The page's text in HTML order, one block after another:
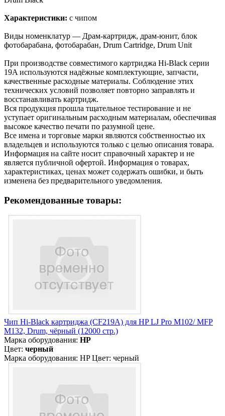
Характеристики: с чипом
Виды номенклатур — Драм-картридж, драм-юнит, блок
фотобарабана, фотобарабан, Drum Cartridge, Drum Unit
При производстве совместимого картриджа Hi-Black серии
19A используются надёжные комплектующие, запчасти,
качественные расходные материалы. Соблюдение этих
технических условий позволяет повторно заправлять и
восстанавливать картридж.
Вся продукция прошла тщательное тестирование и не
уступает оригинальным расходным материалам, обеспечивая
высокое качество печати по разумной цене.
Все имена и торговые марки являются собственностью их
владельцев и используются только с целью описания товара.
Информация на сайте носит справочный характер и не
является публичной офертой. Информация о товарах,
характеристиках, ценах может содержать ошибки, и быть
изменена без предварительного уведомления.
Рекомендованные товары:
Чип Hi-Black картриджа (CF219A) для HP LJ Pro M102/ MFP
M132, Drum, чёрный (12000 стр.)
Марка оборудования: HP
Цвет: черный
Марка оборудования: HP Цвет: черный